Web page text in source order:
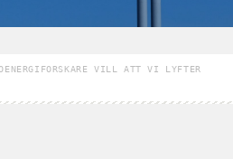
VILL ATT VI LYFTER